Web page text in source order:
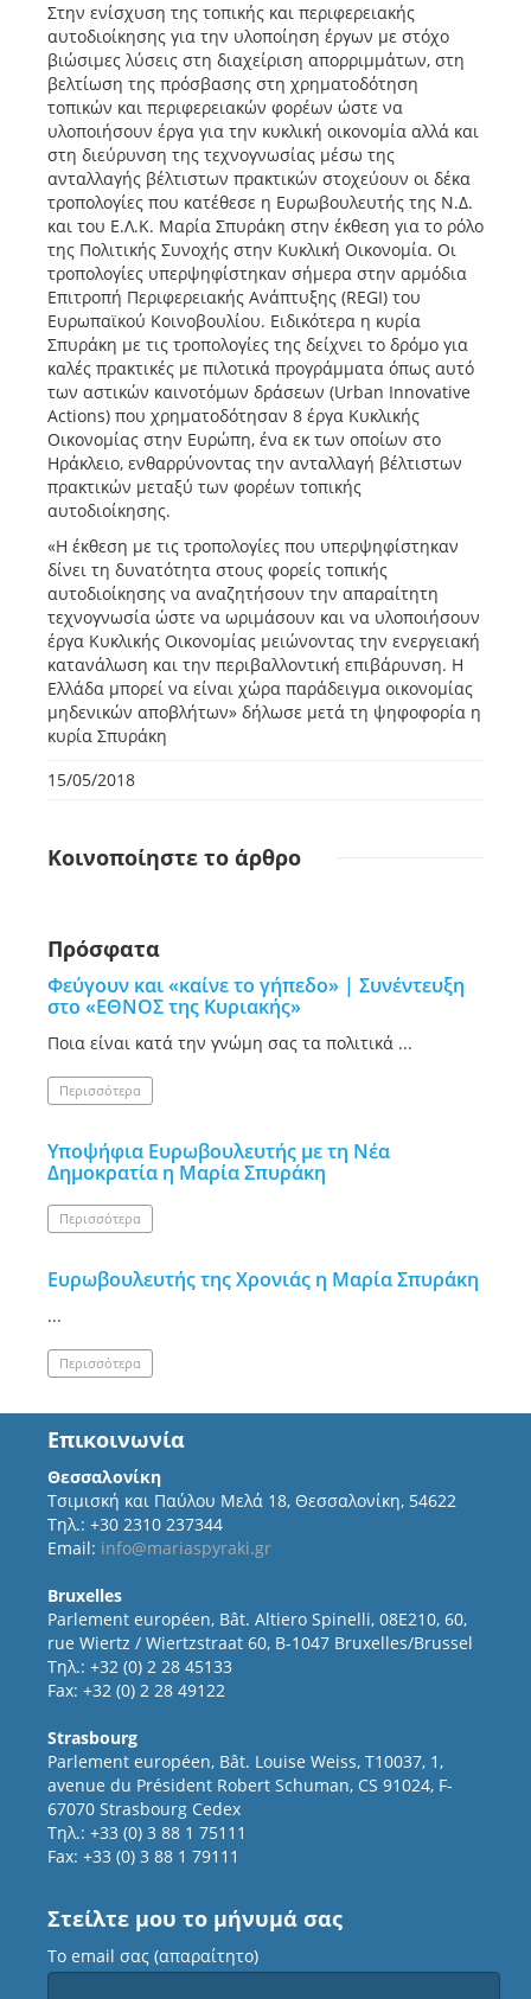
Στην ενίσχυση της τοπικής και περιφερειακής
αυτοδιοίκησης για την υλοποίηση έργων με στόχο
βιώσιμες λύσεις στη διαχείριση απορριμμάτων, στη
βελτίωση της πρόσβασης στη χρηματοδότηση
τοπικών και περιφερειακών φορέων ώστε να
υλοποιήσουν έργα για την κυκλική οικονομία αλλά και
στη διεύρυνση της τεχνογνωσίας μέσω της
ανταλλαγής βέλτιστων πρακτικών στοχεύουν οι δέκα
τροπολογίες που κατέθεσε η Ευρωβουλευτής της Ν.Δ.
και του Ε.Λ.Κ. Μαρία Σπυράκη στην έκθεση για το ρόλο
της Πολιτικής Συνοχής στην Κυκλική Οικονομία. Οι
τροπολογίες υπερψηφίστηκαν σήμερα στην αρμόδια
Επιτροπή Περιφερειακής Ανάπτυξης (REGI) του
Ευρωπαϊκού Κοινοβουλίου. Ειδικότερα η κυρία
Σπυράκη με τις τροπολογίες της δείχνει το δρόμο για
καλές πρακτικές με πιλοτικά προγράμματα όπως αυτό
των αστικών καινοτόμων δράσεων (Urban Innovative
Actions) που χρηματοδότησαν 8 έργα Κυκλικής
Οικονομίας στην Ευρώπη, ένα εκ των οποίων στο
Ηράκλειο, ενθαρρύνοντας την ανταλλαγή βέλτιστων
πρακτικών μεταξύ των φορέων τοπικής
αυτοδιοίκησης.
«Η έκθεση με τις τροπολογίες που υπερψηφίστηκαν
δίνει τη δυνατότητα στους φορείς τοπικής
αυτοδιοίκησης να αναζητήσουν την απαραίτητη
τεχνογνωσία ώστε να ωριμάσουν και να υλοποιήσουν
έργα Κυκλικής Οικονομίας μειώνοντας την ενεργειακή
κατανάλωση και την περιβαλλοντική επιβάρυνση. Η
Ελλάδα μπορεί να είναι χώρα παράδειγμα οικονομίας
μηδενικών αποβλήτων» δήλωσε μετά τη ψηφοφορία η
κυρία Σπυράκη
15/05/2018
Κοινοποίηστε το άρθρο
Πρόσφατα
Φεύγουν και «καίνε το γήπεδο» | Συνέντευξη
στο «ΕΘΝΟΣ της Κυριακής»
Ποια είναι κατά την γνώμη σας τα πολιτικά ...
Περισσότερα
Υποψήφια Ευρωβουλευτής με τη Νέα
Δημοκρατία η Μαρία Σπυράκη
Περισσότερα
Ευρωβουλευτής της Χρονιάς η Μαρία Σπυράκη
...
Περισσότερα
Επικοινωνία
Θεσσαλονίκη
Τσιμισκή και Παύλου Μελά 18, Θεσσαλονίκη, 54622
Τηλ.: +30 2310 237344
Email: info@mariaspyraki.gr
Bruxelles
Parlement européen, Bât. Altiero Spinelli, 08E210, 60,
rue Wiertz / Wiertzstraat 60, B-1047 Bruxelles/Brussel
Τηλ.: +32 (0) 2 28 45133
Fax: +32 (0) 2 28 49122
Strasbourg
Parlement européen, Bât. Louise Weiss, T10037, 1,
avenue du Président Robert Schuman, CS 91024, F-
67070 Strasbourg Cedex
Τηλ.: +33 (0) 3 88 1 75111
Fax: +33 (0) 3 88 1 79111
Στείλτε μου το μήνυμά σας
Το email σας (απαραίτητο)